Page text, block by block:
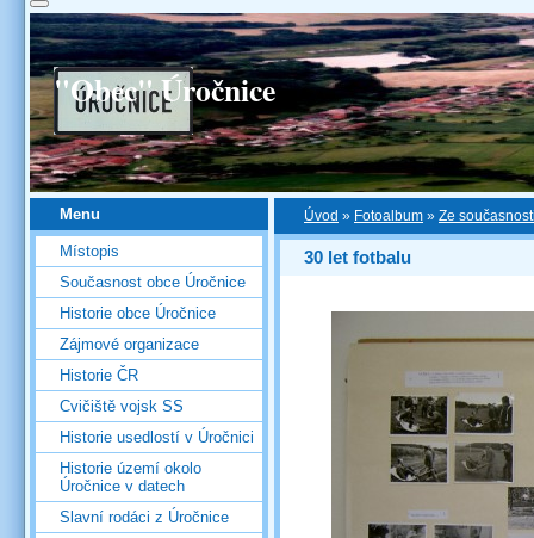
"Obec" Úročnice
Úvod » Fotoalbum » Ze
30 let fotbalu
Menu
Místopis
Současnost obce Úročnice
Historie obce Úročnice
Zájmové organizace
Historie ČR
Cvičiště vojsk SS
Historie usedlostí v Úročnici
Historie území okolo
Úročnice v datech
Slavní rodáci z Úročnice